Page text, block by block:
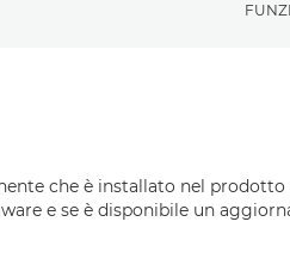
che è installato nel
e se è disponibile un